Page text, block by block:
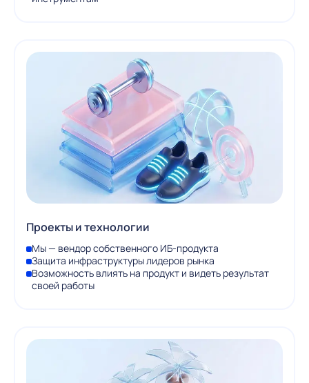
Проекты и технологии
Мы — вендор собственного ИБ-продукта
Защита инфраструктуры лидеров рынка
Возможность влиять на продукт и видеть результат
своей работы